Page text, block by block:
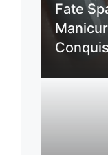
Fate